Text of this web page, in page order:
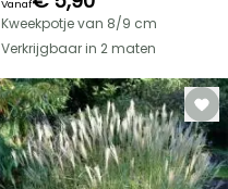
Vanaf
Kweekpotje van 8/9 cm
Verkrijgbaar in 2 maten